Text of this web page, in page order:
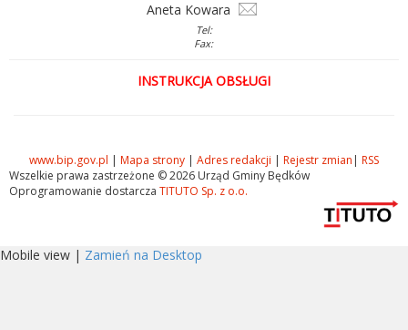
Aneta Kowara
Tel:
Fax:
INSTRUKCJA OBSŁUGI
www.bip.gov.pl | Mapa strony | Adres redakcji | Rejestr zmian | RSS
Wszelkie prawa zastrzeżone © 2026 Urząd Gminy Będków
Oprogramowanie dostarcza TITUTO Sp. z o.o.
Mobile view | Zamień na Desktop